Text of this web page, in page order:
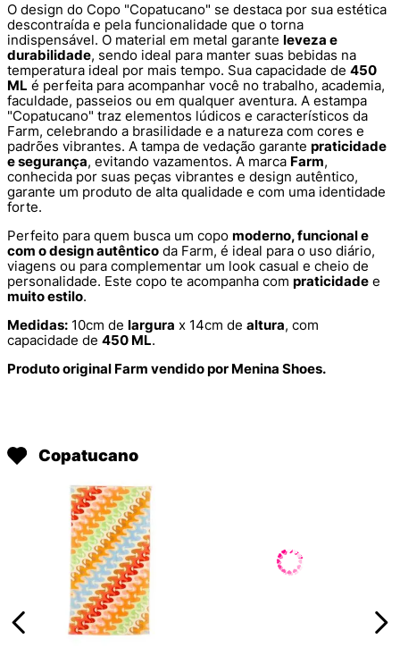
O design do Copo "Copatucano" se destaca por sua estética
descontraída e pela funcionalidade que o torna
indispensável. O material em metal garante leveza e
durabilidade, sendo ideal para manter suas bebidas na
temperatura ideal por mais tempo. Sua capacidade de 450
ML é perfeita para acompanhar você no trabalho, academia,
faculdade, passeios ou em qualquer aventura. A estampa
"Copatucano" traz elementos lúdicos e característicos da
Farm, celebrando a brasilidade e a natureza com cores e
padrões vibrantes. A tampa de vedação garante praticidade
e segurança, evitando vazamentos. A marca Farm,
conhecida por suas peças vibrantes e design autêntico,
garante um produto de alta qualidade e com uma identidade
forte.
Perfeito para quem busca um copo moderno, funcional e
com o design autêntico da Farm, é ideal para o uso diário,
viagens ou para complementar um look casual e cheio de
personalidade. Este copo te acompanha com praticidade e
muito estilo.
Medidas: 10cm de largura x 14cm de altura, com
capacidade de 450 ML.
Produto original Farm vendido por Menina Shoes.
Copatucano